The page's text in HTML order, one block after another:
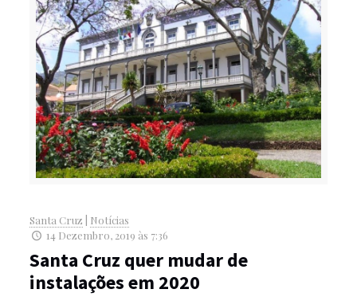
Santa Cruz
Notícias
14 Dezembro, 2019 às 7:36
Santa Cruz quer mudar de
instalações em 2020